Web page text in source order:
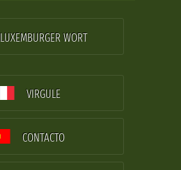
LUXEMBURGER WORT
VIRGULE
CONTACTO